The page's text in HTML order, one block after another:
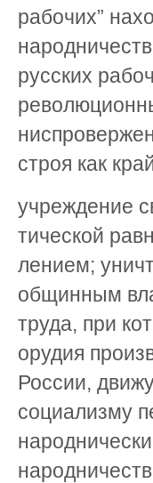
рабочих”
русских
строя как
учреждение
тической
лением;
общинным
труда, при
орудия
России,
социализму